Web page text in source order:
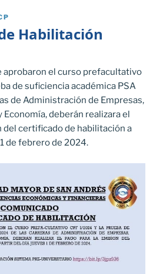
Habilitación
aprobaron el curso prefacultativo
de suficiencia académica PSA
de Administración de Empresas,
deberán realizara el
del certificado de habilitación a
de febrero de 2024.